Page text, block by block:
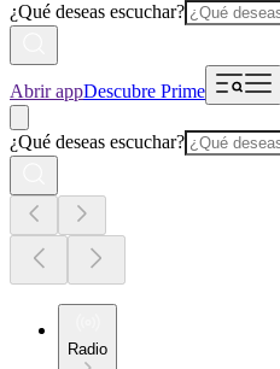
¿Qué deseas escuchar?
Abrir appDescubre Prime
¿Qué deseas escuchar?
Radio